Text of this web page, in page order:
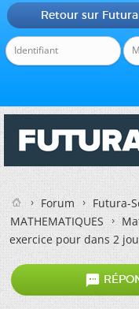
Retour sur Futura
Forum
Futura-
MATHEMATIQUES
exercice pour dans 2
